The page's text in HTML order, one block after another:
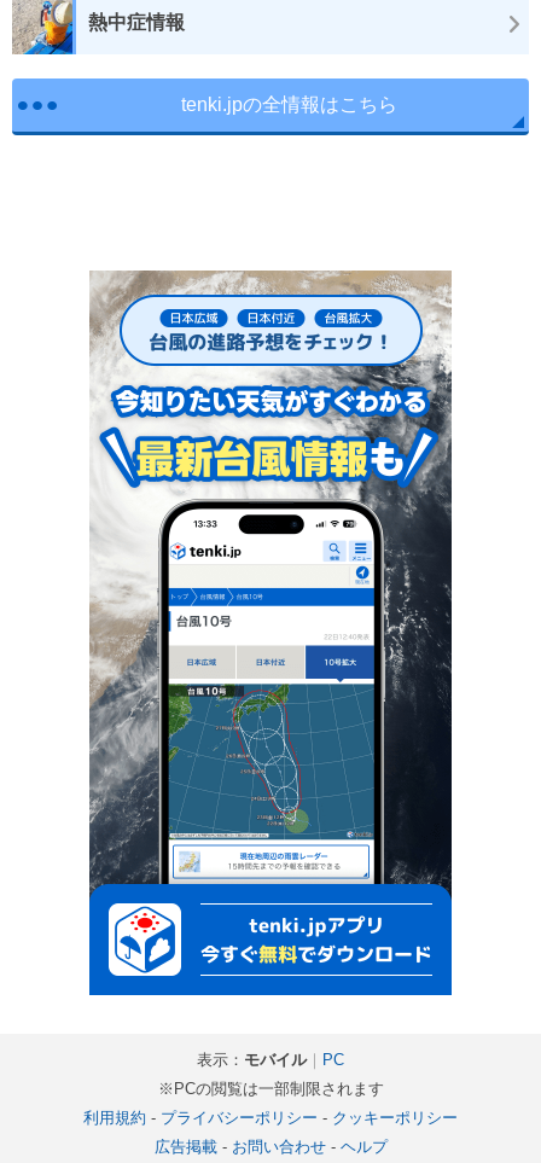
熱中症情報
tenki.jpの全情報はこちら
表示： モバイル｜ PC
※PCの閲覧は一部制限されます
利用規約 - プライバシーポリシー - クッキーポリシー
広告掲載- お問い合わせ- ヘルプ